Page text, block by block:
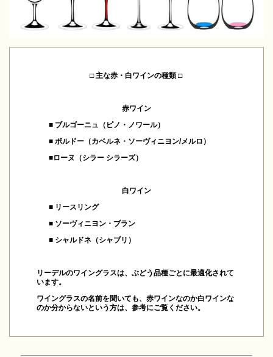
□ 主な赤・白ワインの種類 □
赤ワイン
■ ブルゴーニュ（ピノ・ノワール）
■ ボルドー（カベルネ・ソーヴィニヨン/メルロ）
■ローヌ（シラー シラーズ）
白ワイン
■ リースリング
■ ソーヴィニヨン・ブラン
■ シャルドネ（シャブリ）
リーデルのワイングラスは、ぶどう品種ごとに最適化されて
います。
ワイングラスの名前を聞いても、赤ワインなのか白ワインな
のか分からないという方は、参考にご覧ください。